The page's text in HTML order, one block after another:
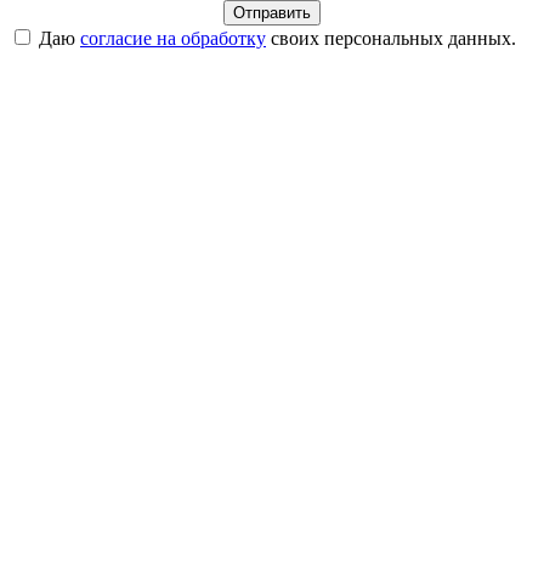
Отправить
Даю согласие на обработку своих персональных данных.